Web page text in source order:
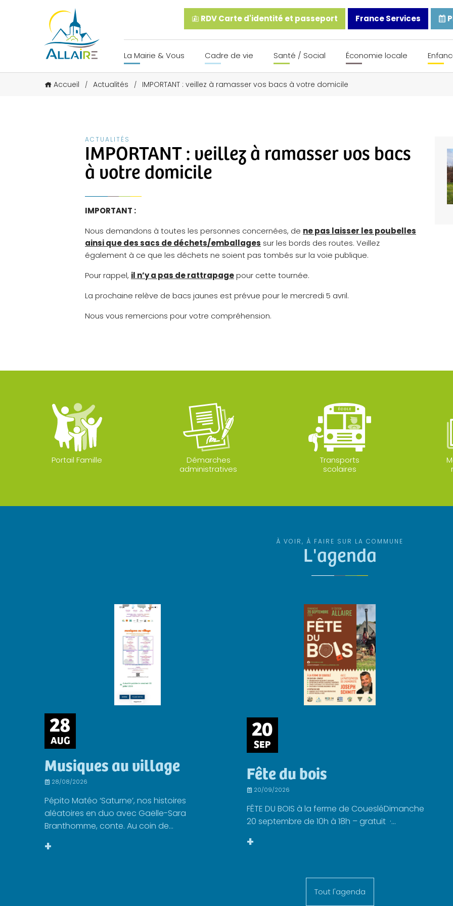
RDV Carte d'identité et passeport France Services
La Mairie & Vous Cadre de vie Santé / Social Économie locale
Accueil / Actualités / IMPORTANT : veillez à ramasser vos bacs à votre domicile
ACTUALITÉS
IMPORTANT : veillez à ramasser vos bacs
à votre domicile
IMPORTANT :
Nous demandons à toutes les personnes concernées, de ne pas laisser les poubelles
ainsi que des sacs de déchets/emballages sur les bords des routes. Veillez
également à ce que les déchets ne soient pas tombés sur la voie publique.
Pour rappel, il n’y a pas de rattrapagepour cette tournée.
La prochaine relève de bacs jaunes est prévue pour le mercredi 5 avril.
Nous vous remercions pour votre compréhension.
Portail Famille
Démarches
administratives
Transports
scolaires
À VOIR, À FAIRE SUR LA COMMUNE
L'agenda
28
AUG
Musiques au village
28/08/2026
Pépito Matéo ‘Saturne’, nos histoires
aléatoires en duo avec Gaëlle-Sara
Branthomme, conte. Au coin de...
+
20
SEP
Fête du bois
20/09/2026
FÊTE DU BOIS à la ferme de CouesléDimanche
20 septembre de 10h à 18h – gratuit ·...
+
Tout l'agenda